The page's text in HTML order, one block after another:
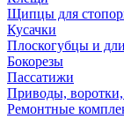
Щипцы для
Кусачки
Плоскогубцы и
Бокорезы
Пассатижи
Приводы,
Ремонтные